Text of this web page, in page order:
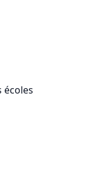
écoles